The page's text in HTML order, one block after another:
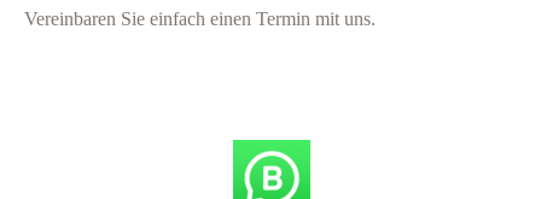
Vereinbaren Sie einfach einen Termin mit uns.